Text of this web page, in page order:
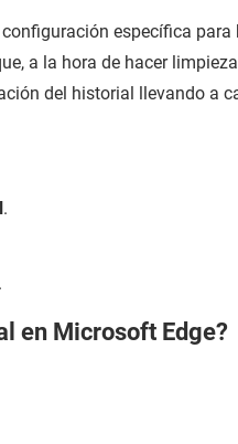
específica para
a la hora de hacer limpieza
del historial llevando a
.
.
en Microsoft Edge?